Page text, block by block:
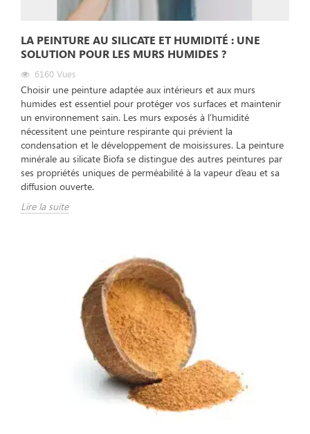
LA PEINTURE AU SILICATE ET HUMIDITÉ : UNE
SOLUTION POUR LES MURS HUMIDES ?
6160 Vues
Choisir une peinture adaptée aux intérieurs et aux murs
humides est essentiel pour protéger vos surfaces et maintenir
un environnement sain. Les murs exposés à l’humidité
nécessitent une peinture respirante qui prévient la
condensation et le développement de moisissures. La peinture
minérale au silicate Biofa se distingue des autres peintures par
ses propriétés uniques de perméabilité à la vapeur d’eau et sa
diffusion ouverte.
Lire la suite